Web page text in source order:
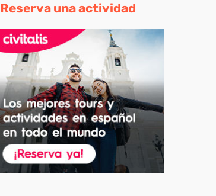
Reserva una actividad